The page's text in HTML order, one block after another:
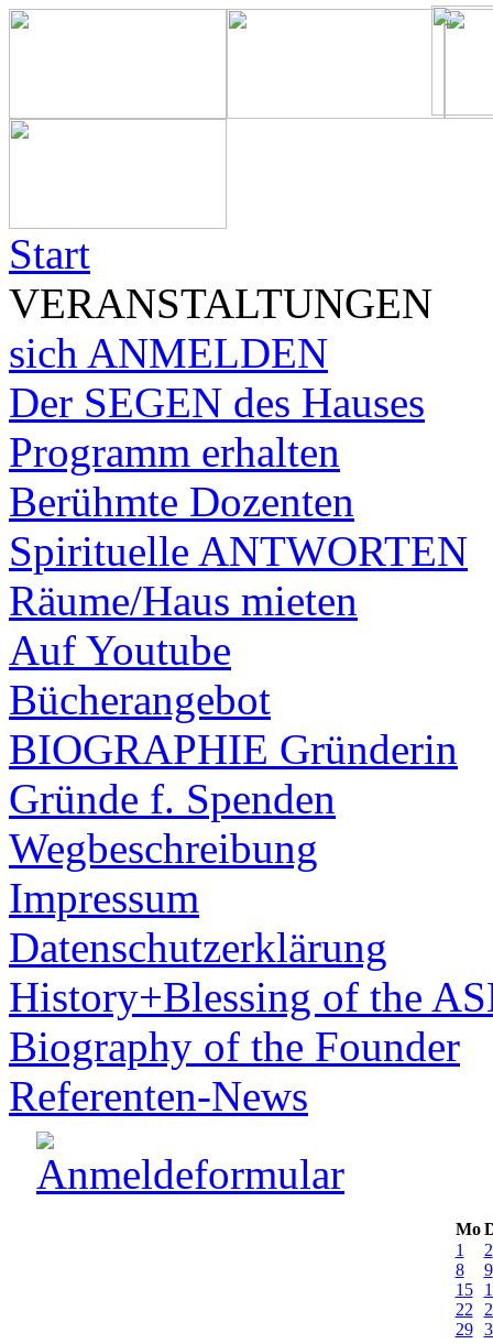
Start
VERANSTALTUNGEN
sich ANMELDEN
Der SEGEN des Hauses
Programm erhalten
Berühmte Dozenten
Spirituelle ANTWORTEN
Räume/Haus mieten
Auf Youtube
Bücherangebot
BIOGRAPHIE Gründerin
Gründe f. Spenden
Wegbeschreibung
Impressum
Datenschutzerklärung
History+Blessing of the
Biography of the Founder
Referenten-News
Mo
1
2
8
9
15
22
29